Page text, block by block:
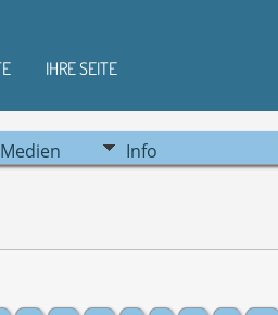
IHRE SEITE
Medien Info